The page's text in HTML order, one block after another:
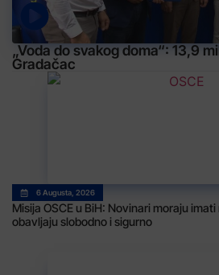
„Voda do svakog doma“: 13,9
Gradačac
6 Augusta, 2026
Misija OSCE u BiH: Novinari moraju
obavljaju slobodno i sigurno